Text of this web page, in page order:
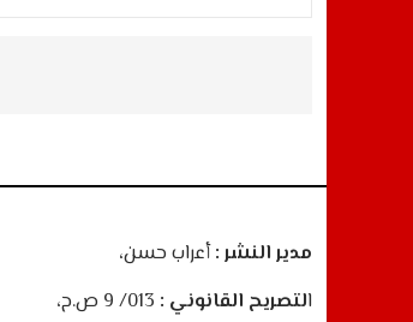
مدير النشر :أعراب حسن،
التصريح القانوني :